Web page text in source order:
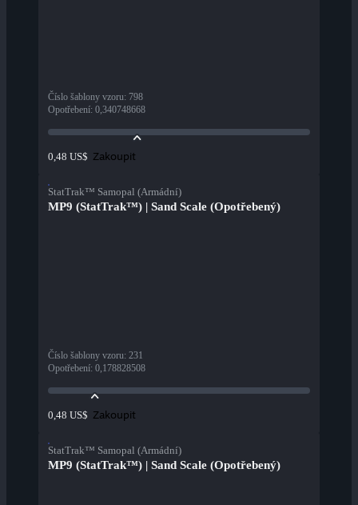
Číslo šablony vzoru: 798
Opotřebení: 0,340748668
0,48 US$ Zakoupit
StatTrak™ Samopal (Armádní)
MP9 (StatTrak™) | Sand Scale (Opotřebený)
Číslo šablony vzoru: 231
Opotřebení: 0,178828508
0,48 US$ Zakoupit
StatTrak™ Samopal (Armádní)
MP9 (StatTrak™) | Sand Scale (Opotřebený)